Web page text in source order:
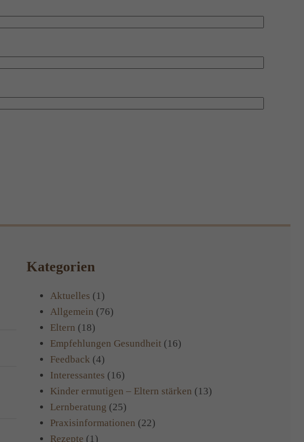
Kategorien
Aktuelles (1)
Allgemein (76)
Eltern (18)
Empfehlungen Gesundheit(16)
Feedback (4)
Interessantes (16)
Kinder ermutigen – Eltern stärken (13)
Lernberatung (25)
Praxisinformationen (22)
Rezepte (1)